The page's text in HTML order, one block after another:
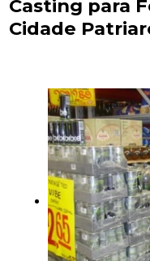
Casting para
Cidade